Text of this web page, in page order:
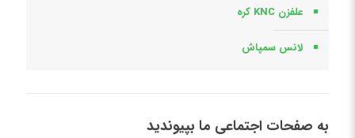
علفزن KNC کره
لانس سمپاش
به صفحات اجتماعی ما بپیوندید